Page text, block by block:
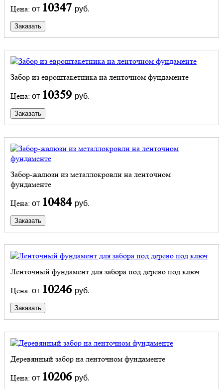
Цена: от 10347 руб.
Заказать
Забор из евроштакетника на ленточном фундаменте
Цена: от 10359 руб.
Заказать
Забор-жалюзи из металлокровли на ленточном
фундаменте
Цена: от 10484 руб.
Заказать
Ленточный фундамент для забора под дерево под ключ
Цена: от 10246 руб.
Заказать
Деревянный забор на ленточном фундаменте
Цена: от 10206 руб.